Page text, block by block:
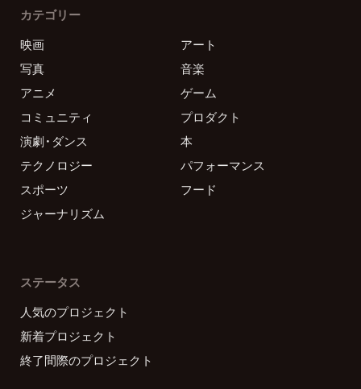
カテゴリー
映画
アート
写真
音楽
アニメ
ゲーム
コミュニティ
プロダクト
演劇・ダンス
本
テクノロジー
パフォーマンス
スポーツ
フード
ジャーナリズム
ステータス
人気のプロジェクト
新着プロジェクト
終了間際のプロジェクト